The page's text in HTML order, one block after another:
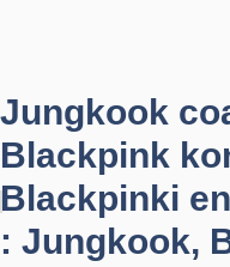
Jungkook
Blackpink
Blackpinki
: Jungkook,